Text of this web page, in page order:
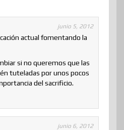
junio 5, 2012
actual fomentando la
si no queremos que las
tuteladas por unos pocos
del sacrificio.
junio 6, 2012